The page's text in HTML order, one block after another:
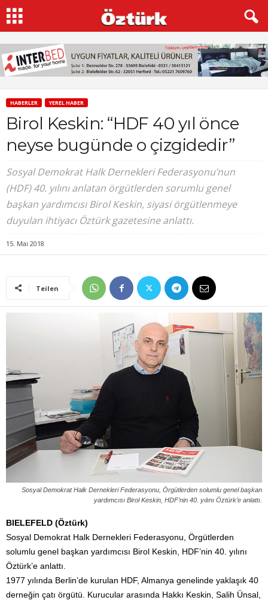
HABERLER YEREL HABER
Birol Keskin: “HDF 40 yıl önce
neyse bugünde o çizgidedir”
Sosyal Demokrat Halk Dernekleri Federasyonu’nun
(HDF) 40. yılını anlatan örgütlerden sorumlu genel
başkan yardımcısı Birol Keskin, siyasi örgütlenmeye
duyulan ihtiyacı Öztürk gazetesine anlattı.
15. Mai 2018
Teilen
Sosyal Demokrat Halk Dernekleri Federasyonu, Örgütlerden solumlu genel başkan
yardımcısı Birol Keskin, HDF’nin 40. yılını Öztürk’e anlattı.
BIELEFELD (Öztürk)
Sosyal Demokrat Halk Dernekleri Federasyonu, Örgütlerden
solumlu genel başkan yardımcısı Birol Keskin, HDF’nin 40. yılını
Öztürk’e anlattı.
1977 yılında Berlin’de kurulan HDF, Almanya genelinde yaklaşık 40
derneğin çatı örgütü. Kurucular arasında Hakkı Keskin, Salih Ünsal,